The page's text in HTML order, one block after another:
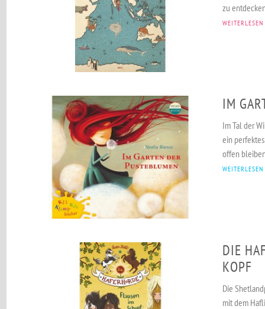
zu
WEITERLESEN
IM
Im Tal der
ein
offen
WEITERLESEN
DIE
KOPF
Die
mit dem